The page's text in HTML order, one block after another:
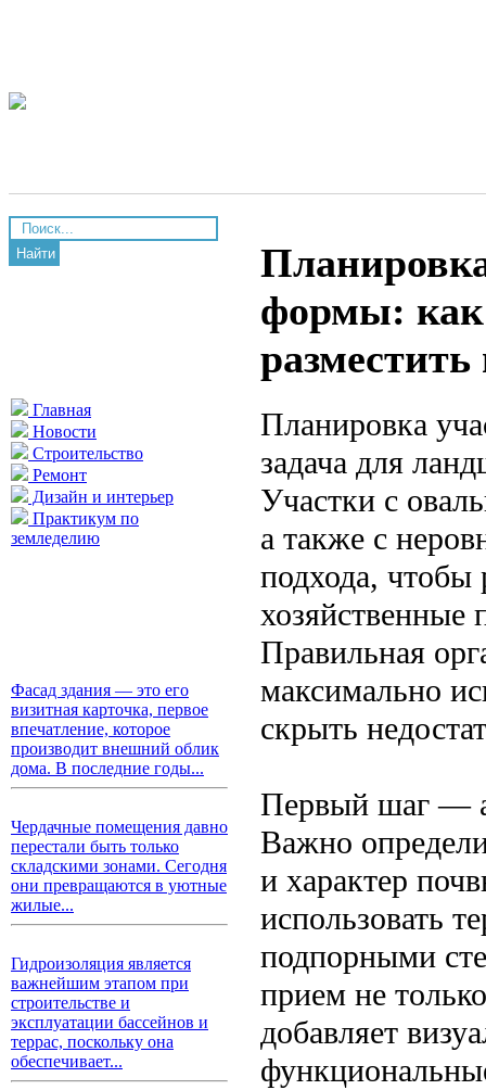
Найти
Главная
Новости
Строительство
Ремонт
Дизайн и интерьер
Практикум по
земледелию
Фасад здания — это его
визитная карточка, первое
впечатление, которое
производит внешний облик
дома. В последние годы...
Чердачные помещения давно
перестали быть только
складскими зонами. Сегодня
они превращаются в уютные
жилые...
Гидроизоляция является
важнейшим этапом при
строительстве и
эксплуатации бассейнов и
террас, поскольку она
обеспечивает...
формы: как
Планировка
задача для
Участки с
а также с
подхода, чтобы
хозяйственные
Правильная
максимально
скрыть
Первый шаг —
Важно
и характер
использовать
подпорными
прием не
добавляет